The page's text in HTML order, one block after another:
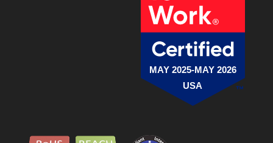
MAY 2025-MAY 2026
USA